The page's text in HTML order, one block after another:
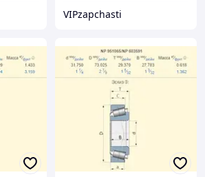
VIPzapchasti